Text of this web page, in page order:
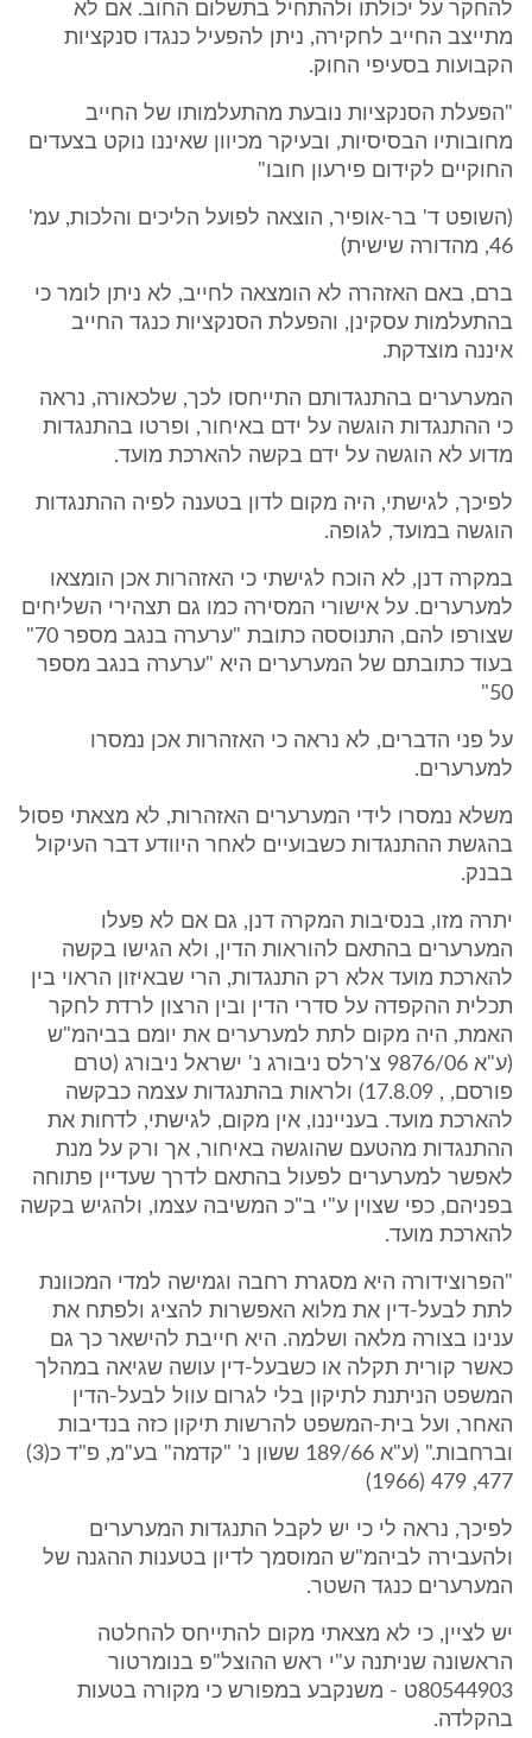
להחקר על יכולתו ולהתחיל בתשלום החוב. אם לא
מתייצב החייב לחקירה, ניתן להפעיל כנגדו סנקציות
הקבועות בסעיפי החוק.
"הפעלת הסנקציות נובעת מהתעלמותו של החייב
מחובותיו הבסיסיות, ובעיקר מכיוון שאיננו נוקט בצעדים
החוקיים לקידום פירעון חובו"
(השופט ד' בר-אופיר, הוצאה לפועל הליכים והלכות, עמ'
46, מהדורה שישית)
ברם, באם האזהרה לא הומצאה לחייב, לא ניתן לומר כי
בהתעלמות עסקינן, והפעלת הסנקציות כנגד החייב
איננה מוצדקת.
המערערים בהתנגדותם התייחסו לכך, שלכאורה, נראה
כי ההתנגדות הוגשה על ידם באיחור, ופרטו בהתנגדות
מדוע לא הוגשה על ידם בקשה להארכת מועד.
לפיכך, לגישתי, היה מקום לדון בטענה לפיה ההתנגדות
הוגשה במועד, לגופה.
במקרה דנן, לא הוכח לגישתי כי האזהרות אכן הומצאו
למערערים. על אישורי המסירה כמו גם תצהירי השליחים
שצורפו להם, התנוססה כתובת "ערערה בנגב מספר 70"
בעוד כתובתם של המערערים היא "ערערה בנגב מספר
50"
על פני הדברים, לא נראה כי האזהרות אכן נמסרו
למערערים.
משלא נמסרו לידי המערערים האזהרות, לא מצאתי פסול
בהגשת ההתנגדות כשבועיים לאחר היוודע דבר העיקול
בבנק.
יתרה מזו, בנסיבות המקרה דנן, גם אם לא פעלו
המערערים בהתאם להוראות הדין, ולא הגישו בקשה
להארכת מועד אלא רק התנגדות, הרי שבאיזון הראוי בין
תכלית ההקפדה על סדרי הדין ובין הרצון לרדת לחקר
האמת, היה מקום לתת למערערים את יומם בביהמ"ש
(ע"א 9876/06 צ'רלס ניבורג נ' ישראל ניבורג (טרם
פורסם, , 17.8.09) ולראות בהתנגדות עצמה כבקשה
להארכת מועד. בענייננו, אין מקום, לגישתי, לדחות את
ההתנגדות מהטעם שהוגשה באיחור, אך ורק על מנת
לאפשר למערערים לפעול בהתאם לדרך שעדיין פתוחה
בפניהם, כפי שצוין ע"י ב"כ המשיבה עצמו, ולהגיש בקשה
להארכת מועד.
"הפרוצידורה היא מסגרת רחבה וגמישה למדי המכוונת
לתת לבעל-דין את מלוא האפשרות להציג ולפתח את
ענינו בצורה מלאה ושלמה. היא חייבת להישאר כך גם
כאשר קורית תקלה או כשבעל-דין עושה שגיאה במהלך
המשפט הניתנת לתיקון בלי לגרום עוול לבעל-הדין
האחר, ועל בית-המשפט להרשות תיקון כזה בנדיבות
וברחבות." (ע"א 189/66 ששון נ' "קדמה" בע"מ, פ"ד כ(3)
477, 479 (1966)
לפיכך, נראה לי כי יש לקבל התנגדות המערערים
ולהעבירה לביהמ"ש המוסמך לדיון בטענות ההגנה של
המערערים כנגד השטר.
יש לציין, כי לא מצאתי מקום להתייחס להחלטה
הראשונה שניתנה ע"י ראש ההוצל"פ בנומרטור
80544903ט - משנקבע במפורש כי מקורה בטעות
בהקלדה.